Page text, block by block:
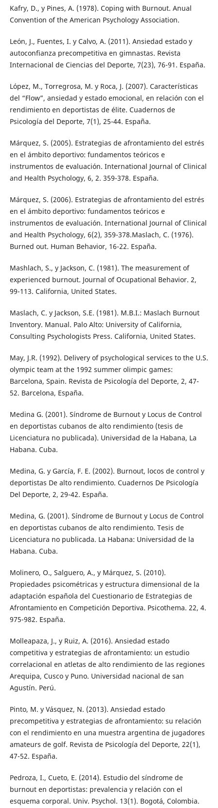
Kafry, D., y Pines, A. (1978). Coping with Burnout. Anual
Convention of the American Psychology Association.
León, J., Fuentes, I. y Calvo, A. (2011). Ansiedad estado y
autoconfianza precompetitiva en gimnastas. Revista
Internacional de Ciencias del Deporte, 7(23), 76-91. España.
López, M., Torregrosa, M. y Roca, J. (2007). Características
del “Flow”, ansiedad y estado emocional, en relación con el
rendimiento en deportistas de élite. Cuadernos de
Psicología del Deporte, 7(1), 25-44. España.
Márquez, S. (2005). Estrategias de afrontamiento del estrés
en el ámbito deportivo: fundamentos teóricos e
instrumentos de evaluación. International Journal of Clinical
and Health Psychology, 6, 2. 359-378. España.
Márquez, S. (2006). Estrategias de afrontamiento del estrés
en el ámbito deportivo: fundamentos teóricos e
instrumentos de evaluación. International Journal of Clinical
and Health Psychology, 6(2), 359-378.Maslach, C. (1976).
Burned out. Human Behavior, 16-22. España.
Mashlach, S., y Jackson, C. (1981). The measurement of
experienced burnout. Journal of Ocupational Behavior. 2,
99-113. California, United States.
Maslach, C. y Jackson, S.E. (1981). M.B.I.: Maslach Burnout
Inventory. Manual. Palo Alto: University of California,
Consulting Psychologists Press. California, United States.
May, J.R. (1992). Delivery of psychological services to the U.S.
olympic team at the 1992 summer olimpic games:
Barcelona, Spain. Revista de Psicología del Deporte, 2, 47-
52. Barcelona, España.
Medina G. (2001). Síndrome de Burnout y Locus de Control
en deportistas cubanos de alto rendimiento (tesis de
Licenciatura no publicada). Universidad de la Habana, La
Habana. Cuba.
Medina, G. y García, F. E. (2002). Burnout, locos de control y
deportistas De alto rendimiento. Cuadernos De Psicología
Del Deporte, 2, 29-42. España.
Medina, G. (2001). Síndrome de Burnout y Locus de Control
en deportistas cubanos de alto rendimiento. Tesis de
Licenciatura no publicada. La Habana: Universidad de la
Habana. Cuba.
Molinero, O., Salguero, A., y Márquez, S. (2010).
Propiedades psicométricas y estructura dimensional de la
adaptación española del Cuestionario de Estrategias de
Afrontamiento en Competición Deportiva. Psicothema. 22, 4.
975-982. España.
Molleapaza, J., y Ruiz, A. (2016). Ansiedad estado
competitiva y estrategias de afrontamiento: un estudio
correlacional en atletas de alto rendimiento de las regiones
Arequipa, Cusco y Puno. Universidad nacional de san
Agustín. Perú.
Pinto, M. y Vásquez, N. (2013). Ansiedad estado
precompetitiva y estrategias de afrontamiento: su relación
con el rendimiento en una muestra argentina de jugadores
amateurs de golf. Revista de Psicología del Deporte, 22(1),
47-52. España.
Pedroza, I., Cueto, E. (2014). Estudio del síndrome de
burnout en deportistas: prevalencia y relación con el
esquema corporal. Univ. Psychol. 13(1). Bogotá, Colombia.